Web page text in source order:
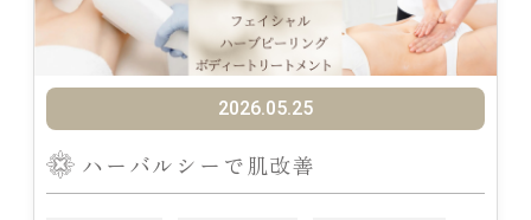
2026.05.25
ハーバルシーで肌改善